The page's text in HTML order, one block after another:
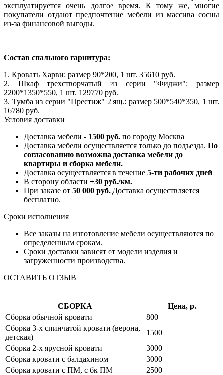
эксплуатируется очень долгое время. К тому же, многие
покупатели отдают предпочтение мебели из массива сосны
из-за финансовой выгоды.
Состав спального гарнитура:
1. Кровать Харви: размер 90*200, 1 шт. 35610 руб.
2. Шкаф трехстворчатый из серии "Фиджи": размер
2200*1350*550, 1 шт. 129770 руб.
3. Тумба из серии "Престиж" 2 ящ.: размер 500*540*350, 1 шт.
16780 руб.
Условия доставки
Доставка мебели - 1500 руб. по городу Москва
Доставка мебели осуществляется только до подъезда. По
согласованию возможна доставка мебели до
квартиры и сборка мебели.
Доставка осуществляется в течение 5-ти рабочих дней
В сторону области +30 руб./км.
При заказе от 50 000 руб. Доставка осуществляется
бесплатно.
Сроки исполнения
Все заказы на изготовление мебели осуществляются по
определенным срокам.
Сроки доставки зависят от модели изделия и
загруженности производства.
ОСТАВИТЬ ОТЗЫВ
СБОРКА
Цена, р.
Сборка обычной кровати
800
Сборка 3-х спинчатой кровати (верона,
детская)
1500
Сборка 2-х ярусной кровати
3000
Сборка кровати с балдахином
3000
Сборка кровати с ПМ, с бк ПМ
2500